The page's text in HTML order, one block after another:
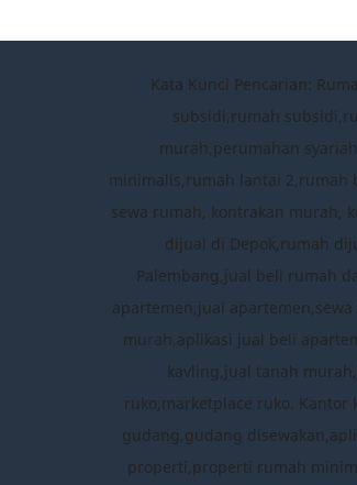
Kata Kunci Pencarian:
subsidi,rumah
murah,perumahan
minimalis,rumah lantai 2,rumah
sewa rumah, kontrakan murah,
dijual di Depok,rumah
Palembang,jual beli rumah
apartemen,jual
murah,aplikasi jual beli
kavling,jual tanah
ruko,marketplace ruko.
gudang,gudang
properti,properti rumah